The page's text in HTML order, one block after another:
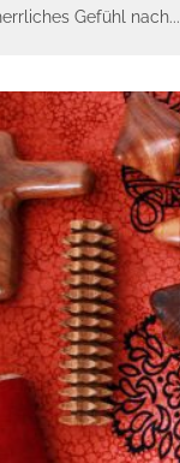
Gefühl nach...